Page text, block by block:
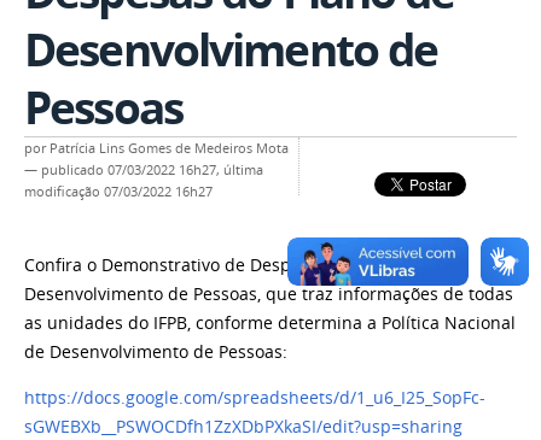
Desenvolvimento de
Pessoas
por Patrícia Lins Gomes de Medeiros Mota
— publicado 07/03/2022 16h27, última
modificação 07/03/2022 16h27
Confira o Demonstrativo de Despesas do Plano de
Desenvolvimento de Pessoas, que traz informações de todas
as unidades do IFPB, conforme determina a Política Nacional
de Desenvolvimento de Pessoas:
https://docs.google.com/spreadsheets/d/1_u6_I25_SopFc-
sGWEBXb__PSWOCDfh1ZzXDbPXkaSI/edit?usp=sharing